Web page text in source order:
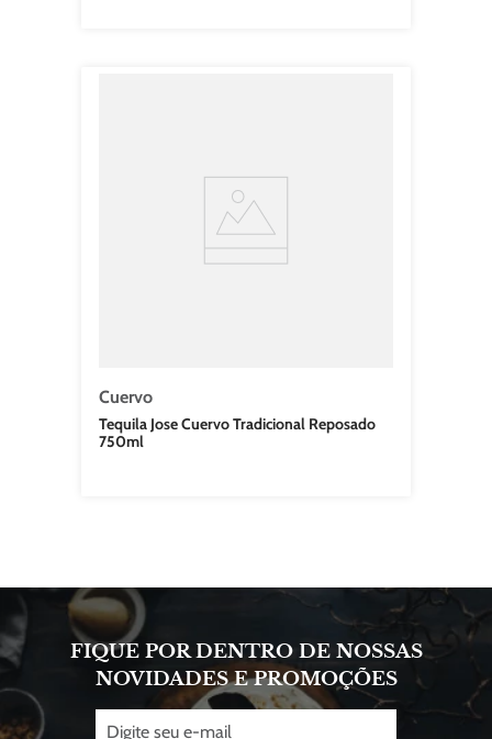
Cuervo
Tequila Jose Cuervo Tradicional Reposado
750ml
FIQUE POR DENTRO DE NOSSAS
NOVIDADES E PROMOÇÕES